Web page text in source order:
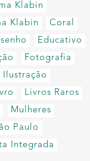
Klabin
Klabin
Coral
Educativo
Fotografia
Ilustração
Livros Raros
Mulheres
Paulo
Integrada